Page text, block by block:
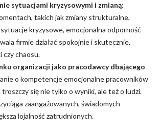
sytuacjami kryzysowymi i zmianą:
takich jak zmiany strukturalne,
kryzysowe, emocjonalna odporność
firmie działać spokojnie i skutecznie,
czy chaosu.
organizacji jako pracodawcy dbającego
o kompetencje emocjonalne pracowników
troszczy się nie tylko o wyniki, ale też o ludzi.
zaangażowanych, świadomych
lojalność zatrudnionych.